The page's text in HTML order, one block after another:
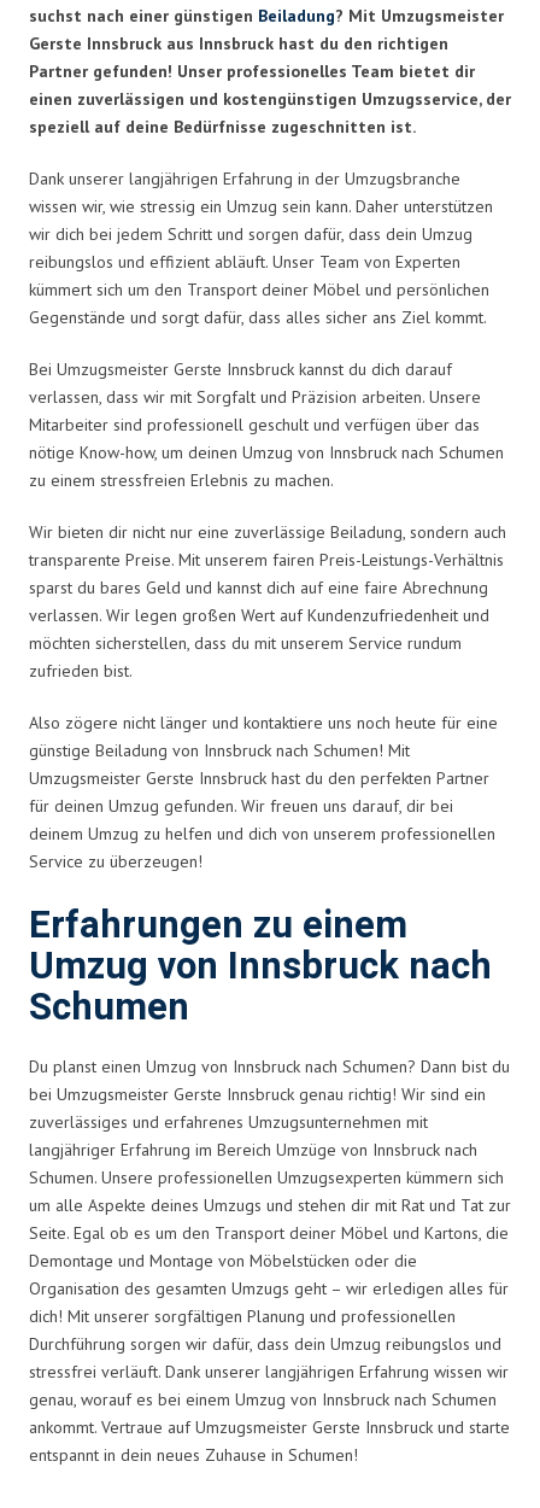
suchst nach einer günstigen Beiladung? Mit Umzugsmeister
Gerste Innsbruck aus Innsbruck hast du den richtigen
Partner gefunden! Unser professionelles Team bietet dir
einen zuverlässigen und kostengünstigen Umzugsservice, der
speziell auf deine Bedürfnisse zugeschnitten ist.
Dank unserer langjährigen Erfahrung in der Umzugsbranche
wissen wir, wie stressig ein Umzug sein kann. Daher unterstützen
wir dich bei jedem Schritt und sorgen dafür, dass dein Umzug
reibungslos und effizient abläuft. Unser Team von Experten
kümmert sich um den Transport deiner Möbel und persönlichen
Gegenstände und sorgt dafür, dass alles sicher ans Ziel kommt.
Bei Umzugsmeister Gerste Innsbruck kannst du dich darauf
verlassen, dass wir mit Sorgfalt und Präzision arbeiten. Unsere
Mitarbeiter sind professionell geschult und verfügen über das
nötige Know-how, um deinen Umzug von Innsbruck nach Schumen
zu einem stressfreien Erlebnis zu machen.
Wir bieten dir nicht nur eine zuverlässige Beiladung, sondern auch
transparente Preise. Mit unserem fairen Preis-Leistungs-Verhältnis
sparst du bares Geld und kannst dich auf eine faire Abrechnung
verlassen. Wir legen großen Wert auf Kundenzufriedenheit und
möchten sicherstellen, dass du mit unserem Service rundum
zufrieden bist.
Also zögere nicht länger und kontaktiere uns noch heute für eine
günstige Beiladung von Innsbruck nach Schumen! Mit
Umzugsmeister Gerste Innsbruck hast du den perfekten Partner
für deinen Umzug gefunden. Wir freuen uns darauf, dir bei
deinem Umzug zu helfen und dich von unserem professionellen
Service zu überzeugen!
Erfahrungen zu einem
Umzug von Innsbruck nach
Schumen
Du planst einen Umzug von Innsbruck nach Schumen? Dann bist du
bei Umzugsmeister Gerste Innsbruck genau richtig! Wir sind ein
zuverlässiges und erfahrenes Umzugsunternehmen mit
langjähriger Erfahrung im Bereich Umzüge von Innsbruck nach
Schumen. Unsere professionellen Umzugsexperten kümmern sich
um alle Aspekte deines Umzugs und stehen dir mit Rat und Tat zur
Seite. Egal ob es um den Transport deiner Möbel und Kartons, die
Demontage und Montage von Möbelstücken oder die
Organisation des gesamten Umzugs geht – wir erledigen alles für
dich! Mit unserer sorgfältigen Planung und professionellen
Durchführung sorgen wir dafür, dass dein Umzug reibungslos und
stressfrei verläuft. Dank unserer langjährigen Erfahrung wissen wir
genau, worauf es bei einem Umzug von Innsbruck nach Schumen
ankommt. Vertraue auf Umzugsmeister Gerste Innsbruck und starte
entspannt in dein neues Zuhause in Schumen!